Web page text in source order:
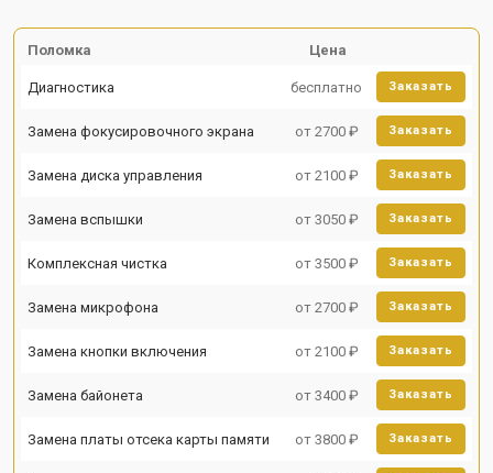
Поломка Цена
Диагностика бесплатно Заказать
Замена фокусировочного экрана от 2700 ₽ Заказать
Замена диска управления от 2100 ₽ Заказать
Замена вспышки от 3050 ₽ Заказать
Комплексная чистка от 3500 ₽ Заказать
Замена микрофона от 2700 ₽ Заказать
Замена кнопки включения от 2100 ₽ Заказать
Замена байонета от 3400 ₽ Заказать
Замена платы отсека карты памяти от 3800 ₽ Заказать